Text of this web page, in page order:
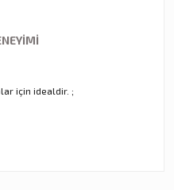
için idealdir. ;